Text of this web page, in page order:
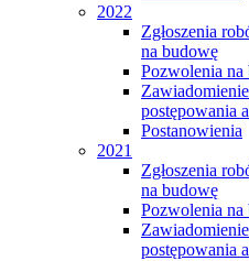
2022
Zgłoszenia
na budowę
Pozwolenia na
postępowania
Postanowienia
2021
Zgłoszenia
na budowę
Pozwolenia na
postępowania